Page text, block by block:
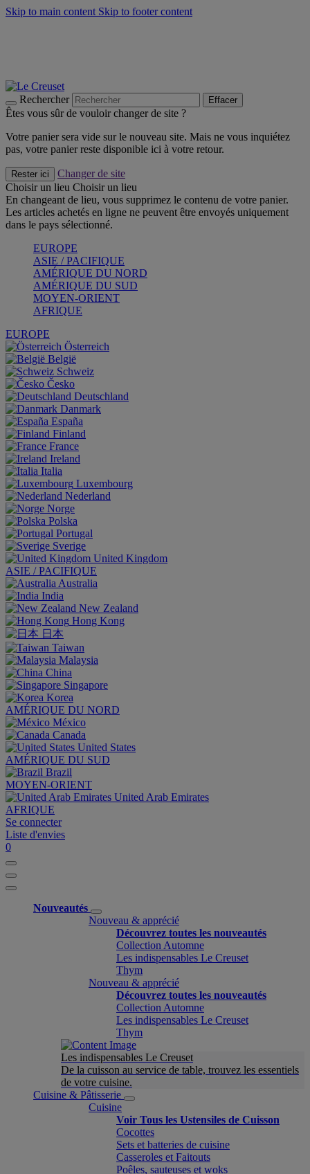
Skip to main content Skip to footer content
Rechercher Effacer
Êtes vous sûr de vouloir changer de site ?
Votre panier sera vide sur le nouveau site. Mais ne vous inquiétez
pas, votre panier reste disponible ici à votre retour.
Rester ici
Changer de site
Choisir un lieu Choisir un lieu
En changeant de lieu, vous supprimez le contenu de votre panier.
Les articles achetés en ligne ne peuvent être envoyés uniquement
dans le pays sélectionné.
EUROPE
ASIE / PACIFIQUE
AMÉRIQUE DU NORD
AMÉRIQUE DU SUD
MOYEN-ORIENT
AFRIQUE
EUROPE
Österreich
België
Schweiz
Česko
Deutschland
Danmark
España
Finland
France
Ireland
Italia
Luxembourg
Nederland
Norge
Polska
Portugal
Sverige
United Kingdom
ASIE / PACIFIQUE
Australia
India
New Zealand
Hong Kong
日本
Taiwan
Malaysia
China
Singapore
Korea
AMÉRIQUE DU NORD
México
Canada
United States
AMÉRIQUE DU SUD
Brazil
MOYEN-ORIENT
United Arab Emirates
AFRIQUE
Se connecter
Liste d'envies
0
Nouveautés
Nouveau & apprécié
Découvrez toutes les nouveautés
Collection Automne
Les indispensables Le Creuset
Thym
Nouveau & apprécié
Découvrez toutes les nouveautés
Collection Automne
Les indispensables Le Creuset
Thym
Les indispensables Le Creuset
De la cuisson au service de table, trouvez les essentiels
de votre cuisine.
Cuisine & Pâtisserie
Cuisine
Voir Tous les Ustensiles de Cuisson
Cocottes
Sets et batteries de cuisine
Casseroles et Faitouts
Poêles, sauteuses et woks